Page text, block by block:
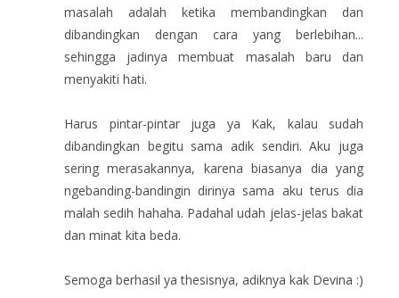
masalah adalah ketika membandingkan dan
dibandingkan dengan cara yang berlebihan...
sehingga jadinya membuat masalah baru dan
menyakiti hati.
Harus pintar-pintar juga ya Kak, kalau sudah
dibandingkan begitu sama adik sendiri. Aku juga
sering merasakannya, karena biasanya dia yang
ngebanding-bandingin dirinya sama aku terus dia
malah sedih hahaha. Padahal udah jelas-jelas bakat
dan minat kita beda.
Semoga berhasil ya thesisnya, adiknya kak Devina :)